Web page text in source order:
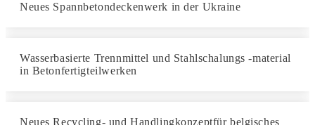
Neues Spannbetondeckenwerk in der Ukraine
Wasserbasierte Trennmittel und Stahlschalungs -material
in Betonfertigteilwerken
Neues Recycling- und Handlingkonzeptfür belgisches